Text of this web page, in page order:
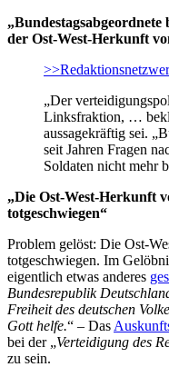
der Ost-West-Herkunft
„Der
Linksfraktion, …
aussagekräftig sei.
seit Jahren Fragen
Soldaten nicht mehr
„Die Ost-West-Herkunft
totgeschwiegen“
Problem gelöst: Die Ost-
totgeschwiegen. Im
eigentlich etwas anderes
Bundesrepublik
Freiheit des deutschen
Gott helfe.“ – Das
bei der „Verteidigung des
zu sein.